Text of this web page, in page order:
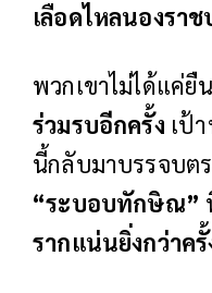
เลือดไหลนองราช
พวกเขาไม่ได้แค่ยื
ร่วมรบอีกครั้ง เป้
นี้กลับมาบรรจบต
“ระบอบทักษิณ”
รากแน่นยิ่งกว่าครั้